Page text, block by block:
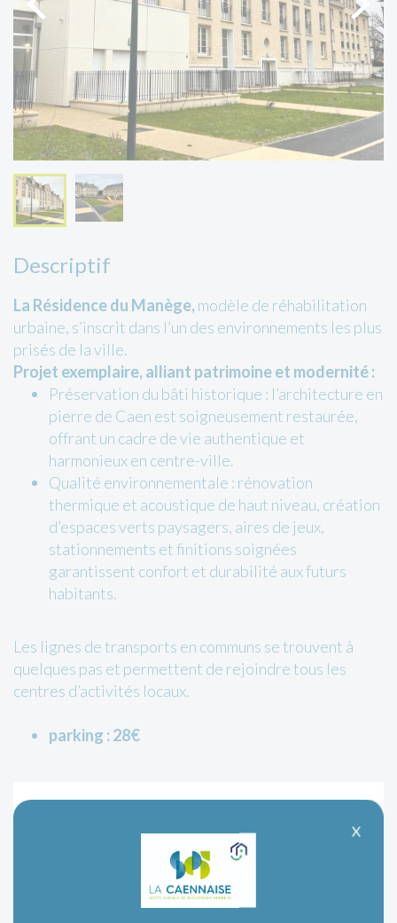
Descriptif
La Résidence du Manège, modèle de réhabilitation
urbaine, s’inscrit dans l’un des environnements les plus
prisés de la ville.
Projet exemplaire, alliant patrimoine et modernité :
Préservation du bâti historique : l’architecture en
pierre de Caen est soigneusement restaurée,
offrant un cadre de vie authentique et
harmonieux en centre-ville.
Qualité environnementale : rénovation
thermique et acoustique de haut niveau, création
d’espaces verts paysagers, aires de jeux,
stationnements et finitions soignées
garantissent confort et durabilité aux futurs
habitants.
Les lignes de transports en communs se trouvent à
quelques pas et permettent de rejoindre tous les
centres d’activités locaux.
parking : 28€
Charges
locatives
X